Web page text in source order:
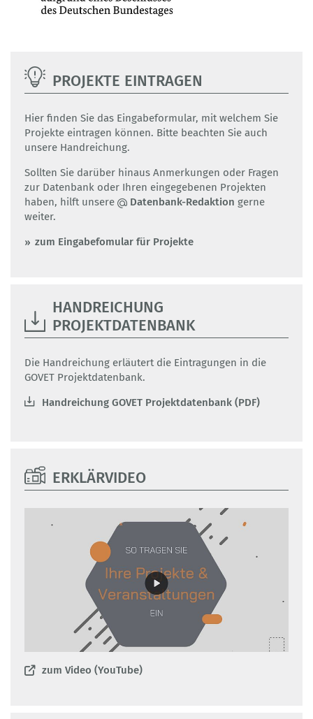
PROJEKTE EINTRAGEN
Hier finden Sie das Eingabeformular, mit welchem Sie
Projekte eintragen können. Bitte beachten Sie auch
unsere Handreichung.
Sollten Sie darüber hinaus Anmerkungen oder Fragen
zur Datenbank oder Ihren eingegebenen Projekten
haben, hilft unsere
Datenbank-Redaktion gerne
weiter.
zum Eingabefomular für Projekte
HANDREICHUNG
PROJEKTDATENBANK
Die Handreichung erläutert die Eintragungen in die
GOVET Projektdatenbank.
Handreichung GOVET Projektdatenbank (PDF)
ERKLÄRVIDEO
zum Video (YouTube)